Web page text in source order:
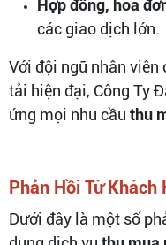
Hợp đồng, hóa
các giao dịch lớn.
Với đội ngũ nhân viên
tải hiện đại, Công Ty
ứng mọi nhu cầu thu
Phản Hồi Từ Khách
Dưới đây là một số